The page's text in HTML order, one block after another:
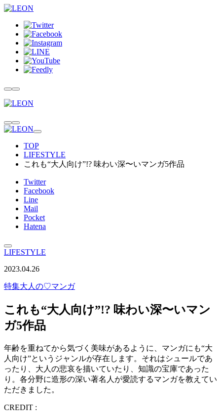
TOP
LIFESTYLE
これも“大人向け”!? 味わい深〜いマンガ5作品
Twitter
Facebook
Line
Mail
Pocket
Hatena
LIFESTYLE
2023.04.26
特集大人の♡マンガ
これも“大人向け”!? 味わい深〜いマン
ガ5作品
年齢を重ねてから気づく美味があるように、マンガにも“大
人向け”というジャンルが存在します。それはシュールであ
ったり、大人の悲哀を描いていたり、知識の宝庫であった
り。各分野に造形の深い著名人が愛読するマンガを教えてい
ただきました。
CREDIT :